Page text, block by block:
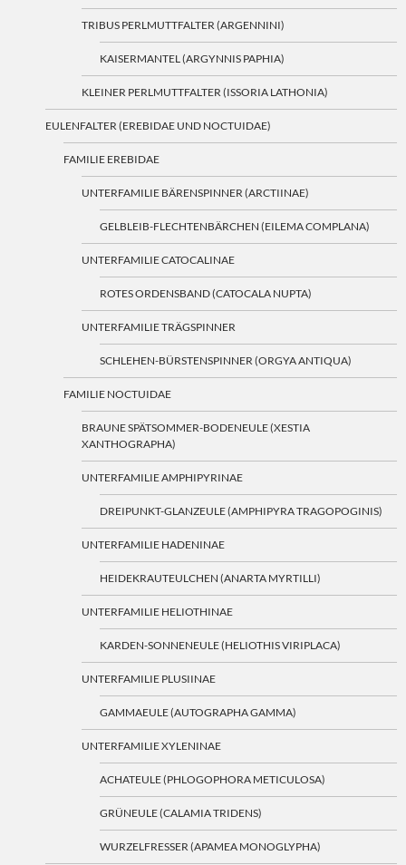
TRIBUS PERLMUTTFALTER (ARGENNINI)
KAISERMANTEL (ARGYNNIS PAPHIA)
KLEINER PERLMUTTFALTER (ISSORIA LATHONIA)
EULENFALTER (EREBIDAE UND NOCTUIDAE)
FAMILIE EREBIDAE
UNTERFAMILIE BÄRENSPINNER (ARCTIINAE)
GELBLEIB-FLECHTENBÄRCHEN (EILEMA COMPLANA)
UNTERFAMILIE CATOCALINAE
ROTES ORDENSBAND (CATOCALA NUPTA)
UNTERFAMILIE TRÄGSPINNER
SCHLEHEN-BÜRSTENSPINNER (ORGYA ANTIQUA)
FAMILIE NOCTUIDAE
BRAUNE SPÄTSOMMER-BODENEULE (XESTIA
XANTHOGRAPHA)
UNTERFAMILIE AMPHIPYRINAE
DREIPUNKT-GLANZEULE (AMPHIPYRA TRAGOPOGINIS)
UNTERFAMILIE HADENINAE
HEIDEKRAUTEULCHEN (ANARTA MYRTILLI)
UNTERFAMILIE HELIOTHINAE
KARDEN-SONNENEULE (HELIOTHIS VIRIPLACA)
UNTERFAMILIE PLUSIINAE
GAMMAEULE (AUTOGRAPHA GAMMA)
UNTERFAMILIE XYLENINAE
ACHATEULE (PHLOGOPHORA METICULOSA)
GRÜNEULE (CALAMIA TRIDENS)
WURZELFRESSER (APAMEA MONOGLYPHA)